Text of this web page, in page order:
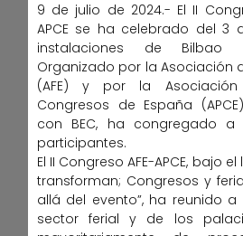
9 de julio de 2024.- El II
APCE se ha celebrado del 3
instalaciones de Bilbao
Organizado por la Asociación
(AFE) y por la
Congresos de España
con BEC, ha congregado a
participantes.
El II Congreso AFE-APCE, bajo
transforman; Congresos y
allá del evento”, ha reunido a
sector ferial y de los